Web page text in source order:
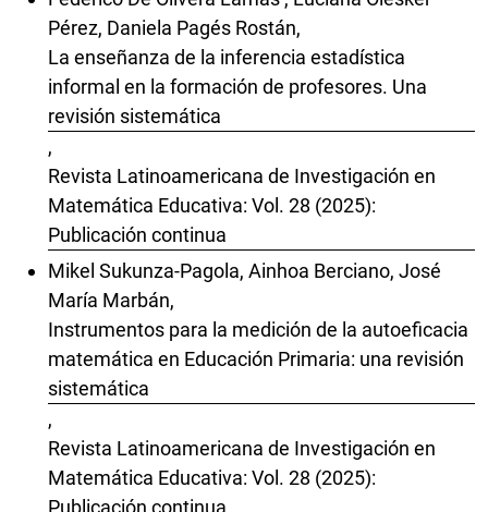
Pérez, Daniela Pagés Rostán,
La enseñanza de la inferencia estadística
informal en la formación de profesores. Una
revisión sistemática
,
Revista Latinoamericana de Investigación en
Matemática Educativa: Vol. 28 (2025):
Publicación continua
Mikel Sukunza-Pagola, Ainhoa Berciano, José
María Marbán,
Instrumentos para la medición de la autoeficacia
matemática en Educación Primaria: una revisión
sistemática
,
Revista Latinoamericana de Investigación en
Matemática Educativa: Vol. 28 (2025):
Publicación continua